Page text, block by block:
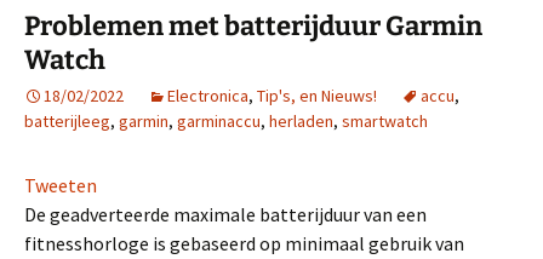
Problemen met batterijduur Garmin
Watch
18/02/2022 Electronica, Tip's, en Nieuws! accu,
batterijleeg, garmin, garminaccu, herladen, smartwatch
Tweeten
De geadverteerde maximale batterijduur van een
fitnesshorloge is gebaseerd op minimaal gebruik van